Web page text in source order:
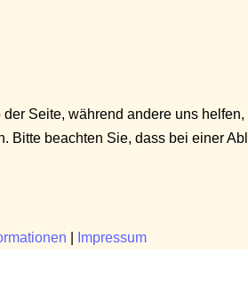
Seite, während andere uns
beachten Sie, dass bei einer
Impressum